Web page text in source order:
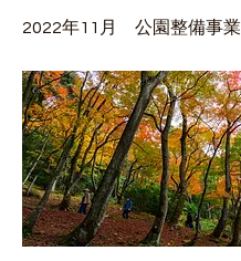
2022年11月 公園整備事業